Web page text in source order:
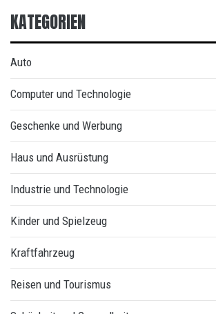
KATEGORIEN
Auto
Computer und Technologie
Geschenke und Werbung
Haus und Ausrüstung
Industrie und Technologie
Kinder und Spielzeug
Kraftfahrzeug
Reisen und Tourismus